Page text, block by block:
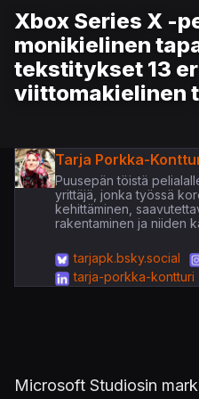
Xbox Series X -
monikielinen
tekstitykset 13
viittomakielinen
Tarja Porkka-
Puusepän töistä
yrittäjä, jonka työssä
kehittäminen,
rakentaminen ja niiden
tarjapk.bsky.social
tarja-porkka-kontturi
Microsoft Studiosin